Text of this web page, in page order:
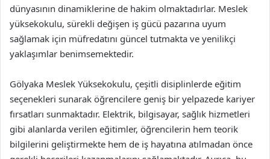
dünyasının dinamiklerine de hakim olmaktadırlar. Meslek
yüksekokulu, sürekli değişen iş gücü pazarına uyum
sağlamak için müfredatını güncel tutmakta ve yenilikçi
yaklaşımlar benimsemektedir.
Gölyaka Meslek Yüksekokulu, çeşitli disiplinlerde eğitim
seçenekleri sunarak öğrencilere geniş bir yelpazede kariyer
fırsatları sunmaktadır. Elektrik, bilgisayar, sağlık hizmetleri
gibi alanlarda verilen eğitimler, öğrencilerin hem teorik
bilgilerini geliştirmekte hem de iş hayatına atılmadan önce